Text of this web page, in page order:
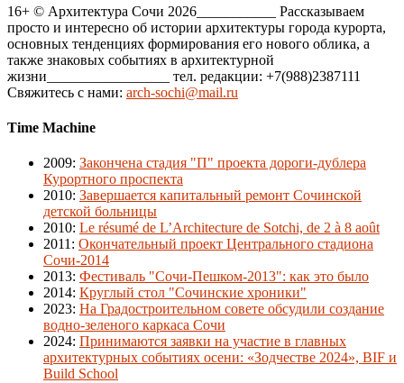
16+ © Архитектура Сочи 2026___________ Рассказываем
просто и интересно об истории архитектуры города курорта,
основных тенденциях формирования его нового облика, а
также знаковых событиях в архитектурной
жизни_________________ тел. редакции: +7(988)2387111
Свяжитесь с нами: arch-sochi@mail.ru
Time Machine
2009: Закончена стадия "П" проекта дороги-дублера
Курортного проспекта
2010: Завершается капитальный ремонт Сочинской
детской больницы
2010: Le résumé de L’Architecture de Sotchi, de 2 à 8 août
2011 : Окончательный проект Центрального стадиона
Сочи-2014
2013: Фестиваль "Сочи-Пешком-2013": как это было
2014: Круглый стол "Сочинские хроники"
2023: На Градостроительном совете обсудили создание
водно-зеленого каркаса Сочи
2024: Принимаются заявки на участие в главных
архитектурных событиях осени: «Зодчестве 2024», BIF и
Build School